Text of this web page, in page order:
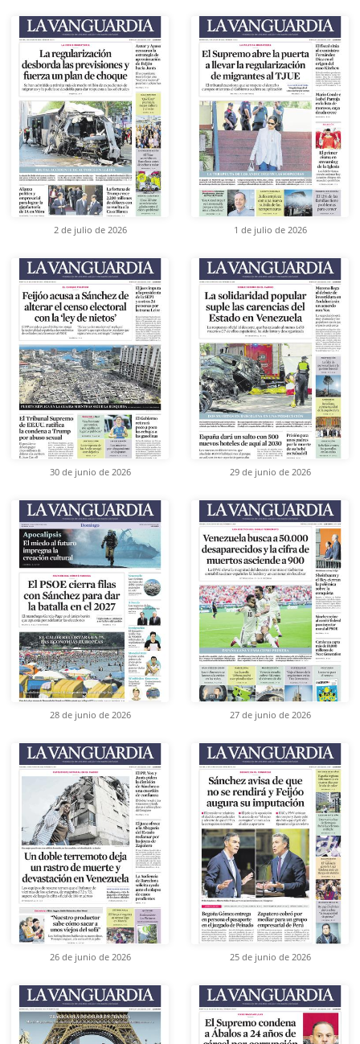
2 de julio de 2026 1 de julio de 2026
30 de junio de 2026 29 de junio de 2026
28 de junio de 2026 27 de junio de 2026
26 de junio de 2026 25 de junio de 2026